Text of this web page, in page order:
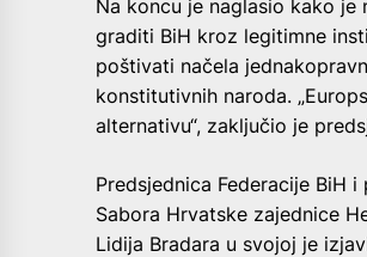
Na koncu je naglasio kako je
graditi BiH kroz legitimne
poštivati načela
konstitutivnih naroda.
alternativu“, zaključio je
Predsjednica Federacije BiH i
Sabora Hrvatske zajednice
Lidija Bradara u svojoj je